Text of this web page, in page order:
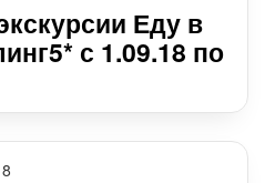
Еду в
с 1.09.18 по